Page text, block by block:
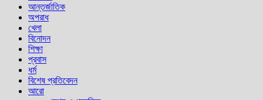
আন্তর্জাতিক
অপরাধ
খেলা
বিনোদন
শিক্ষা
প্রবাস
ধর্ম
বিশেষ প্রতিবেদন
আরো